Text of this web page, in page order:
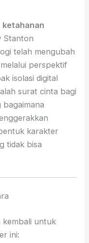
ketahanan
Stanton
telah mengubah
perspektif
isolasi digital
surat cinta bagi
karakter
tidak bisa
kembali untuk
ini: